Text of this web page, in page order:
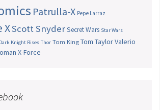
Patrulla-X Pepe Larraz
XScott SnyderSecret Wars Star Wars
Knight Rises Thor Tom King Tom TaylorValerio
X-Force